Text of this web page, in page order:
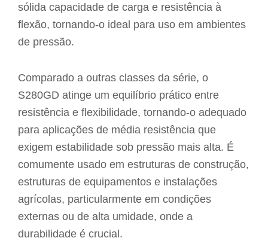
sólida capacidade de carga e resistência à
flexão, tornando-o ideal para uso em ambientes
de pressão.
Comparado a outras classes da série, o
S280GD atinge um equilíbrio prático entre
resistência e flexibilidade, tornando-o adequado
para aplicações de média resistência que
exigem estabilidade sob pressão mais alta. É
comumente usado em estruturas de construção,
estruturas de equipamentos e instalações
agrícolas, particularmente em condições
externas ou de alta umidade, onde a
durabilidade é crucial.